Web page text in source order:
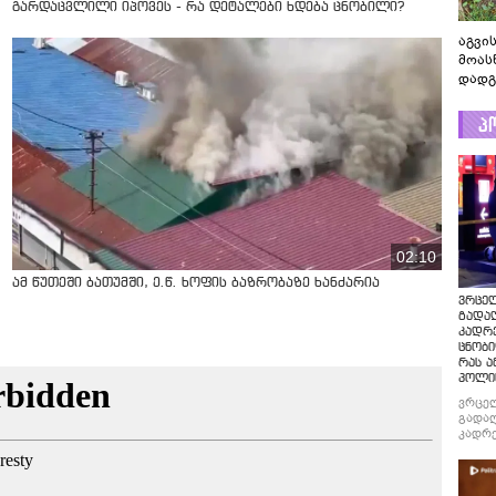
გარდაცვლილი იპოვეს - რა დეტალები ხდება ცნობილი?
02:10
ამ წუთეში ბათუმში, ე.წ. ხოფის ბაზრობაზე ხანძარია
რას
რას